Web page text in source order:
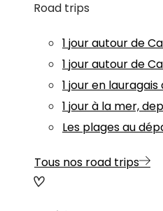
Road trips
1 jour autour de
1 jour autour de
1 jour en
1 jour à la mer,
Les plages au
Tous nos road trips